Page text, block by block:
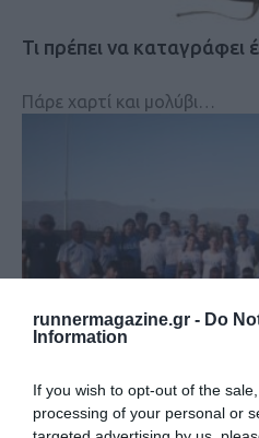
runnermagazine.gr - Do
Information
If you wish to opt-out of the
processing of your personal or
Τι πρέπει να καταγράφει
Πάρε χαρτί και μολύβι…
Ξεκινά το Παγκόσμιο